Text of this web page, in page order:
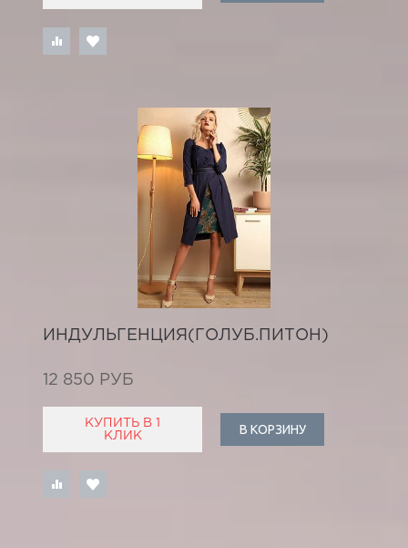
ИНДУЛЬГЕНЦИЯ(ГОЛУБ.ПИТОН)
12 850 РУБ
КУПИТЬ В 1
КЛИК
В КОРЗИНУ